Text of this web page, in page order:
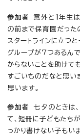
参加者
意外と1年生は
の前まで保育園だった
スタートラインに立つ
グループが7つあるん
からないことを助けて
すごいものだなと思い
思います。
参加者
七夕のときは
て、短冊に子どもたち
っかり書けない子もい